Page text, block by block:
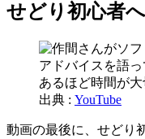
せどり初心者
出典 : YouTube
動画の最後に、せどり